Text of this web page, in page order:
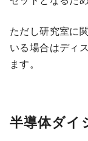
ただし研究室に
いる場合はディ
ます。
半導体ダイ